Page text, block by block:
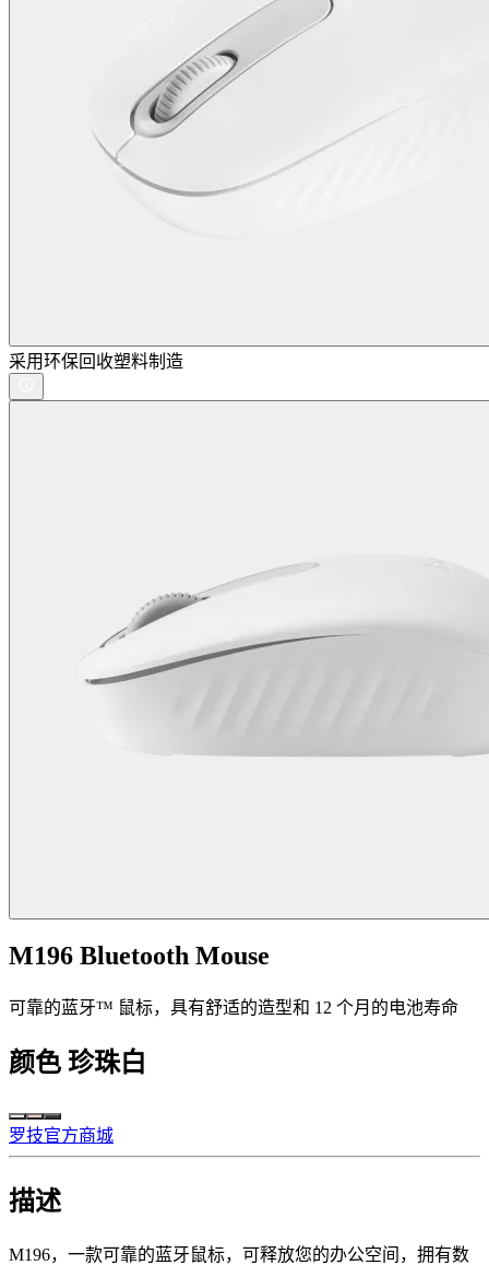
采用环保回收塑料制造
M196 Bluetooth Mouse
可靠的蓝牙™ 鼠标，具有舒适的造型和 12 个月的电池寿命
颜色 珍珠白
罗技官方商城
描述
M196，一款可靠的蓝牙鼠标，可释放您的办公空间，拥有数